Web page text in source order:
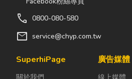
般的家用或商
用桌機湊合。
機無法應付高
牆」，盲目亂
陷： 這是老屋
call 0800-080-580
mail service@chyp.com.tw
SuperhiPage
關於我們
廣告媒體
線上媒體